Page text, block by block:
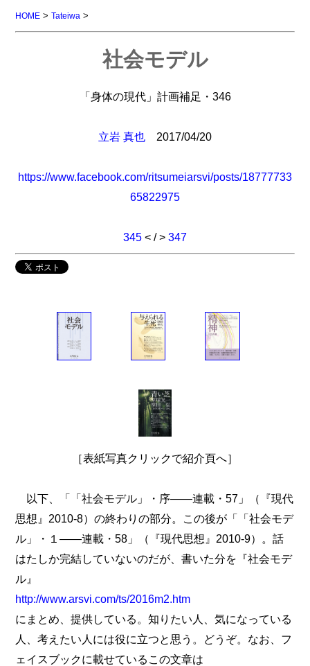
HOME >Tateiwa >
社会モデル
「身体の現代」計画補足・346
立岩 真也 2017/04/20
https://www.facebook.com/ritsumeiarsvi/posts/18777733
65822975
345 < / > 347
［表紙写真クリックで紹介頁へ］
以下、「「社会モデル」・序――連載・57」（『現代
思想』2010-8）の終わりの部分。この後が「「社会モデ
ル」・１――連載・58」（『現代思想』2010-9）。話
はたしか完結していないのだが、書いた分を『社会モデ
ル』
http://www.arsvi.com/ts/2016m2.htm
にまとめ、提供している。知りたい人、気になっている
人、考えたい人には役に立つと思う。どうぞ。なお、フ
ェイスブックに載せているこの文章は